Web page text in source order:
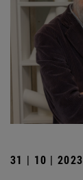
31 | 10 | 2023